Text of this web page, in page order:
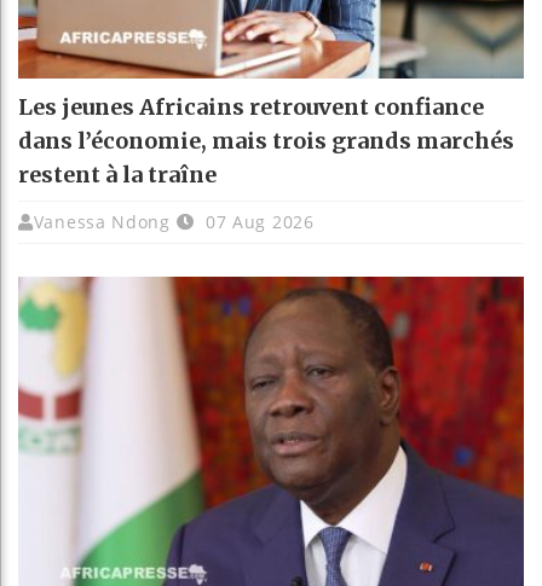
Les jeunes Africains retrouvent confiance
dans l’économie, mais trois grands marchés
restent à la traîne
Vanessa Ndong 07 Aug 2026